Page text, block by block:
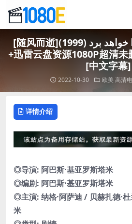
[随风而逝]باد ما را خواهد برد (1999)[百度网盘
+迅雷云盘资源1080P超清
[中文字幕]
2022-10-30 欧美高清
详情介绍
◎导演: 阿巴斯·基亚罗斯塔米
◎编剧: 阿巴斯·基亚罗斯塔米
◎主演: 纳格·阿萨迪 / 贝赫扎德·
米